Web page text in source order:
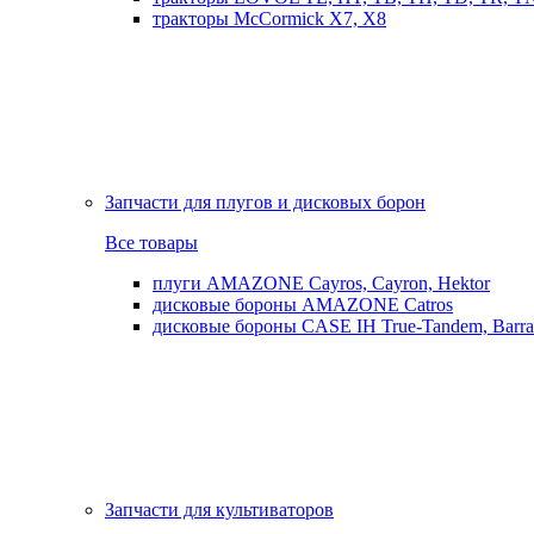
тракторы McCormick X7, X8
Запчасти для плугов и дисковых борон
Все товары
плуги AMAZONE Cayros, Cayron, Hektor
дисковые бороны AMAZONE Catros
дисковые бороны CASE IH True-Tandem,
Запчасти для культиваторов